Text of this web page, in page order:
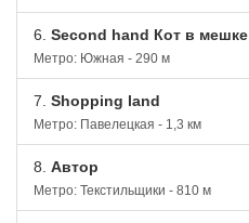
6. Second hand Кот в мешке
Метро: Южная - 290 м
7. Shopping land
Метро: Павелецкая - 1,3 км
8. Автор
Метро: Текстильщики - 810 м